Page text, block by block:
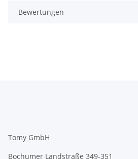
Bewertungen
Tomy GmbH
Bochumer Landstraße 349-351